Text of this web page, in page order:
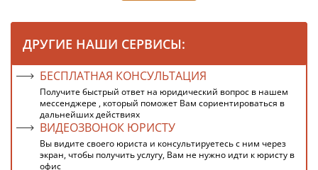
ДРУГИЕ НАШИ СЕРВИСЫ:
БЕСПЛАТНАЯ КОНСУЛЬТАЦИЯ
Получите быстрый ответ на юридический вопрос в нашем
мессенджере , который поможет Вам сориентироваться в
дальнейших действиях
ВИДЕОЗВОНОК ЮРИСТУ
Вы видите своего юриста и консультируетесь с ним через
экран, чтобы получить услугу, Вам не нужно идти к юристу в
офис